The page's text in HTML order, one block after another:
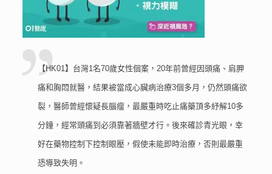
【HK01】台灣1名70歲女性個案，20年前曾經因頭痛、肩胛
痛和胸悶就醫，結果被當成心臟病治療3個多月，仍然頭痛欲
裂，醫師曾經懷疑長腦瘤，最嚴重時吃止痛藥頂多紓解10多
分鐘，經常頭痛到必須靠著牆壁才行。後來確診青光眼，幸
好在藥物控制下控制眼壓，假使未能即時治療，否則最嚴重
恐導致失明。